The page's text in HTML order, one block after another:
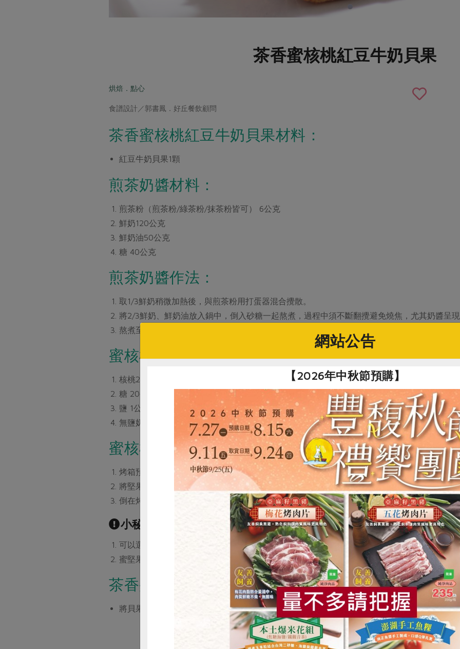
茶香蜜核桃紅豆牛奶貝果
烘焙．點心
食譜設計／郭書鳳．好丘餐飲顧問
茶香蜜核桃紅豆牛奶貝果材料：
紅豆牛奶貝果1顆
煎茶奶醬材料：
煎茶粉（煎茶粉/綠茶粉/抹茶粉皆可） 6公克
鮮奶120公克
鮮奶油50公克
糖 40公克
煎茶奶醬作法：
取1/3鮮奶稍微加熱後，與煎茶粉用打蛋器混合攪散。
將2/3鮮奶、鮮奶油放入鍋中，倒入砂糖一起熬煮，過程中須不斷翻攪避免燒焦，尤其奶醬呈
熬煮至類似煉乳般的稠度時，倒入作法1的煎奶牛奶，迅速攪拌均勻，再熬煮至煉乳稠度停火
蜜核桃材料：
核桃200公克
糖 20公克
鹽 1公克
無鹽奶油 10公克
蜜核桃做法：
烤箱預熱150度，將核桃烤7分鐘，取出翻面拌勻，再烤5分鐘至上色備用。
將堅果倒入炒鍋中，加入糖、無鹽奶油、鹽與過濾水150毫升，煮滾後關小火，慢慢收乾。
倒在烤盤上鋪平，入烤箱烤12分鐘後拿出來拌一下，再入烤箱烤約2~3分鐘。出爐放涼即可。
小秘訣：
可以選用自己喜愛的堅果，只要重量一樣就可以。
蜜堅果可冷藏保存1週，冷凍保存1個月。
茶香蜜核桃紅豆牛奶貝果作法：
將貝果切半成入口大小，塗上煎茶奶醬撒上蜜核桃即可。
惜食 RPET 食譜 減硝酸鹽 雞蛋 食安 共同
網站公告
【2026年中秋節預購】